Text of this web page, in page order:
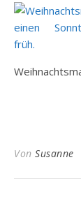
Von Susanne